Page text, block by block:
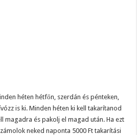
héten hétfőn, szerdán és pénteken,
is ki. Minden héten ki kell takarítanod
magadra és pakolj el magad után. Ha ezt
neked naponta 5000 Ft takarítási